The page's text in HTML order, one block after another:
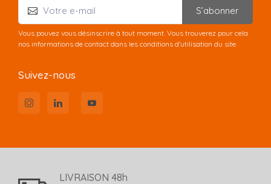
S’abonner
Vous pouvez vous désinscrire à tout moment. Vous trouverez pour cela
nos informations de contact dans les conditions d'utilisation du site.
Suivez-nous
LIVRAISON 48h